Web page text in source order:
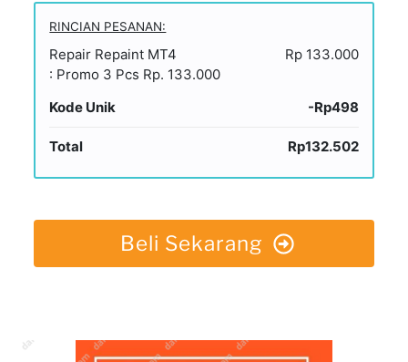
RINCIAN PESANAN:
Repair Repaint MT4
: Promo 3 Pcs Rp. 133.000
Rp 133.000
Kode Unik -Rp498
Total Rp132.502
Beli Sekarang